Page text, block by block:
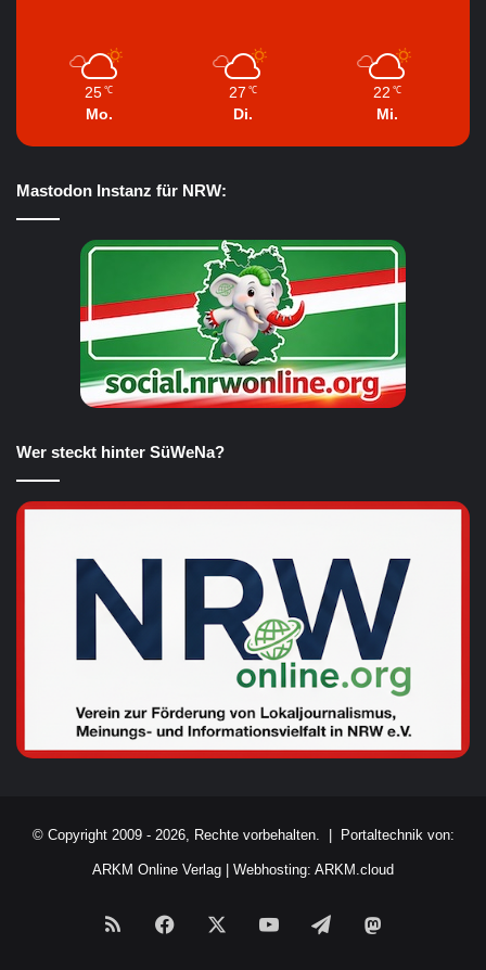
25 ℃
Mo.
27 ℃
Di.
22 ℃
Mi.
Mastodon Instanz für NRW:
Wer steckt hinter SüWeNa?
© Copyright 2009 - 2026, Rechte vorbehalten. | Portaltechnik von:
ARKM Online Verlag Webhosting: ARKM.cloud
RSS Facebook YouTubeTelegram